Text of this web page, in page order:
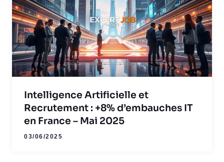
Intelligence Artificielle et
Recrutement : +8% d’embauches IT
en France – Mai 2025
03/06/2025